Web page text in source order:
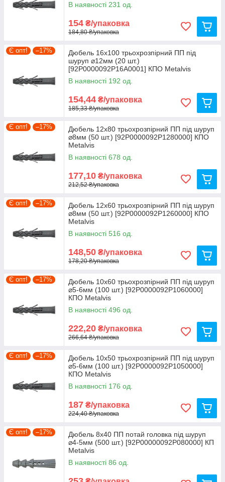
В наявності 231 од.
154 ₴/упаковка
184,80 ₴/упаковка
Є опт! –17%
Дюбель 16х100 трьохрозпірний ПП під
шуруп ⌀12мм (20 шт.)
[92P0000092P16A0001] КПО Metalvis
В наявності 192 од.
154,44 ₴/упаковка
185,33 ₴/упаковка
Є опт! –17%
Дюбель 12х80 трьохрозпірний ПП під шуруп
⌀8мм (50 шт.) [92P0000092P1280000] КПО
Metalvis
В наявності 678 од.
177,10 ₴/упаковка
212,52 ₴/упаковка
Є опт! –17%
Дюбель 12х60 трьохрозпірний ПП під шуруп
⌀8мм (50 шт.) [92P0000092P1260000] КПО
Metalvis
В наявності 516 од.
148,50 ₴/упаковка
178,20 ₴/упаковка
Є опт! –17%
Дюбель 10х60 трьохрозпірний ПП під шуруп
⌀5-6мм (100 шт.) [92P0000092P1060000]
КПО Metalvis
В наявності 496 од.
222,20 ₴/упаковка
266,64 ₴/упаковка
Є опт! –17%
Дюбель 10х50 трьохрозпірний ПП під шуруп
⌀5-6мм (100 шт.) [92P0000092P1050000]
КПО Metalvis
В наявності 176 од.
187 ₴/упаковка
224,40 ₴/упаковка
Є опт! –17%
Дюбель 8х40 ПП потай головка під шуруп
⌀4-5мм (500 шт.) [92P00000092P080000] КП
Metalvis
В наявності 86 од.